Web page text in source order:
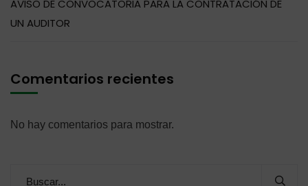
AVISO DE CONVOCATORIA PARA LA CONTRATACIÓN DE
UN AUDITOR
Comentarios recientes
No hay comentarios para mostrar.